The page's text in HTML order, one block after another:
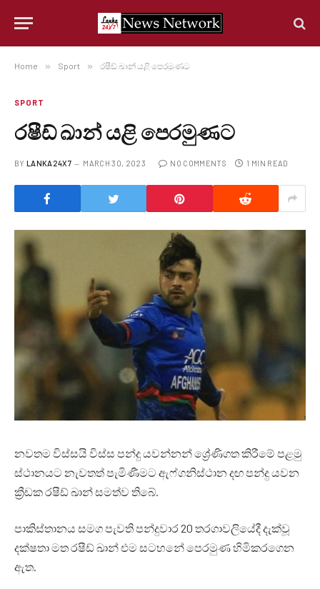
Home » Sport » රෂීඩ් ඛාන් යළි පෙරමුණට
SPORT
රෂීඩ් ඛාන් යළි පෙරමුණට
BY LANKA24X7 MARCH 30, 2023 NO COMMENTS 1 MIN READ
නවතම විස්සයි විස්ස පන්දු යවන්නන් ශ්‍රේණිගත කිරීමේ පළමු
ස්ථානයට නැවතත් පැමිණීමට ඇෆ්ගනිස්ථාන දඟ පන්දු යවන
ක්‍රීඩක රෂීඩ් ඛාන් සමත්ව තිබේ.
පාකිස්තානය සමග පැවති පන්දුවාර 20 තරගාවලියේදී දැක්වූ
දක්ෂතා මත රෂීඩ් ඛාන් එම සටහනේ පෙරමුණ හිමිකරගෙන
ඇත.